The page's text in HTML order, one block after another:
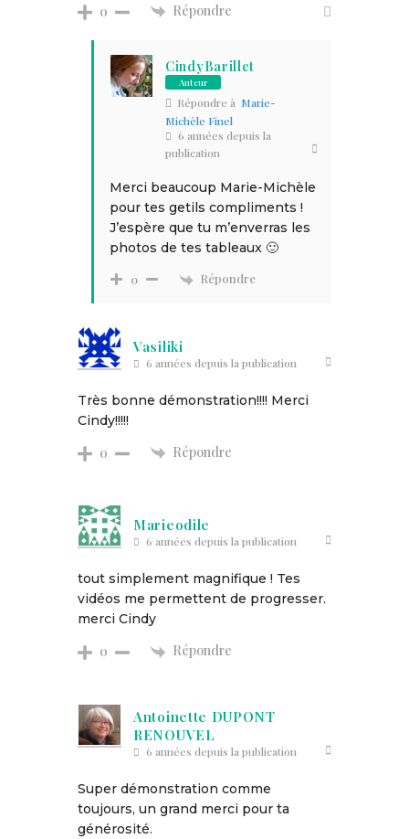
0 Répondre
CindyBarillet
Auteur
Répondre à Marie-
Michèle Finel
6 années depuis la
publication
Merci beaucoup Marie-Michèle
pour tes getils compliments !
J’espère que tu m’enverras les
photos de tes tableaux 🙂
0 Répondre
Vasiliki
6 années depuis la publication
Très bonne démonstration!!!! Merci
Cindy!!!!!
0 Répondre
Marieodile
6 années depuis la publication
tout simplement magnifique ! Tes
vidéos me permettent de progresser.
merci Cindy
0 Répondre
Antoinette DUPONT
RENOUVEL
6 années depuis la publication
Super démonstration comme
toujours, un grand merci pour ta
générosité.